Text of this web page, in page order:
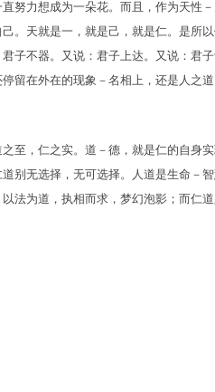
努力想成为一朵花。而且，作为天性
。天就是一，就是己，就是仁。是所
子不器。又说：君子上达。又说：君
留在外在的现象－名相上，还是人之
至，仁之实。道－德，就是仁的自身
别无选择，无可选择。人道是生命－
法为道，执相而求，梦幻泡影；而仁